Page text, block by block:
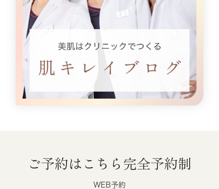
ご予約はこちら 完全予約制
WEB予約